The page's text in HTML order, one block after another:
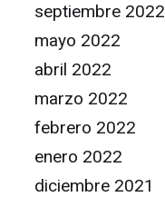
septiembre 2022
mayo 2022
abril 2022
marzo 2022
febrero 2022
enero 2022
diciembre 2021